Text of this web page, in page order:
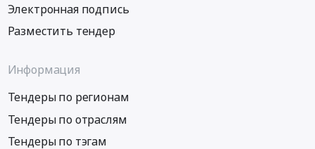
Электронная подпись
Разместить тендер
Информация
Тендеры по регионам
Тендеры по отраслям
Тендеры по тэгам